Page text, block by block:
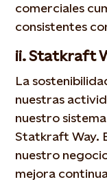
comerciales
consistentes
ii. Statkraft
La
nuestras
nuestro
Statkraft Way.
nuestro
mejora